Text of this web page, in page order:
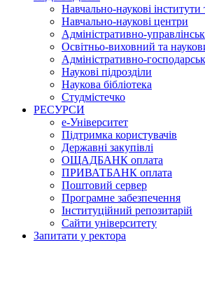
Навчально-наукові інститути
Навчально-наукові центри
Адміністративно-
Освітньо-виховний та
Адміністративно-
Наукові підрозділи
Наукова бібліотека
Студмістечко
РЕСУРСИ
е-Університет
Підтримка користувачів
Державні закупівлі
ОЩАДБАНК оплата
ПРИВАТБАНК оплата
Поштовий сервер
Програмне забезпечення
Інституційний репозитарій
Сайти університету
Запитати у ректора